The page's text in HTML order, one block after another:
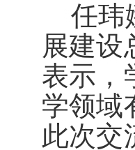
任玮
展建设
表示，
学领域
此次交